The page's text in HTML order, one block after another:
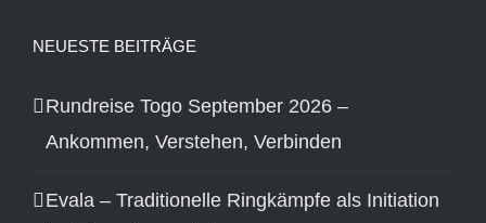
NEUESTE BEITRÄGE
Rundreise Togo September 2026 –
Ankommen, Verstehen, Verbinden
Evala – Traditionelle Ringkämpfe als Initiation